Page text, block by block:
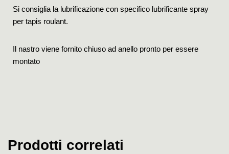
Si consiglia la lubrificazione con specifico lubrificante spray
per tapis roulant.
Il nastro viene fornito chiuso ad anello pronto per essere
montato
Prodotti correlati